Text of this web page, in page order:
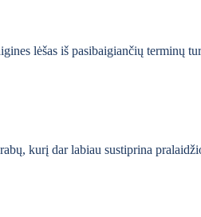
lėšas iš pasibaigiančių terminų
kurį dar labiau sustiprina